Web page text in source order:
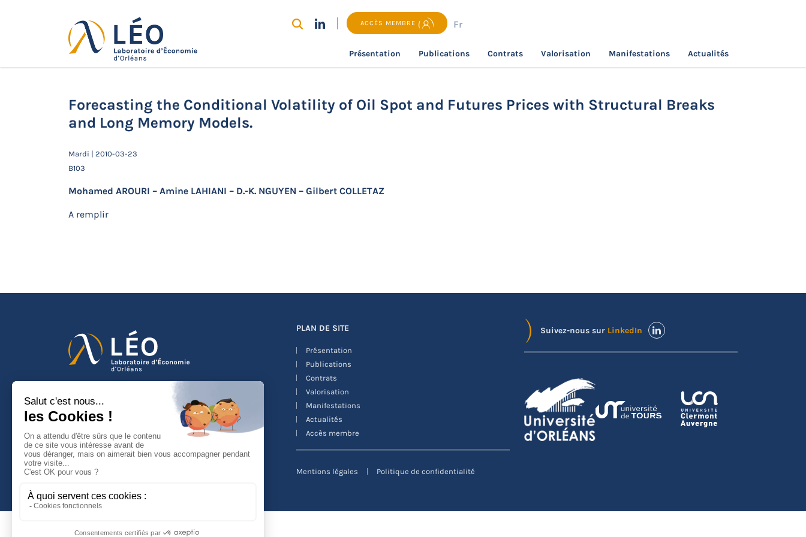
ACCÈS MEMBRE Fr
Présentation Publications Contrats Valorisation Manifestations Actualités
Actualités
Forecasting the Conditional Volatility of Oil Spot and Futures Prices with Structural Breaks
and Long Memory Models.
Mardi | 2010-03-23
B103
Mohamed AROURI – Amine LAHIANI – D.-K. NGUYEN – Gilbert COLLETAZ
A remplir
Rue de Blois - BP 26739
45067 ORLEANS Cedex 2
Tél : (33) (0)2 38 41 70 37
PLAN DE SITE
Présentation
Publications
Contrats
Valorisation
Manifestations
Actualités
Accès membre
Mentions légales Politique de confidentialité
Suivez-nous sur LinkedIn